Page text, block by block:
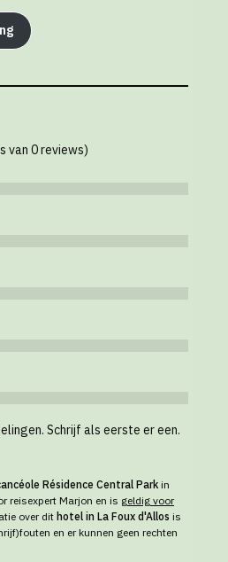
van 0 reviews)
Schrijf als eerste er een.
Résidence Central Park in
reisexpert Marjon en is geldig voor
over dit hotel in La Foux d'Allos is
en er kunnen geen rechten